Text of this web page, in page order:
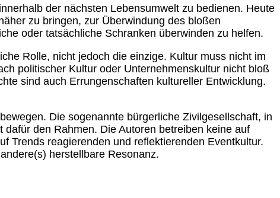
der nächsten Lebensumwelt zu bedienen. Heute
zu bringen, zur Überwindung des bloßen
oder tatsächliche Schranken überwinden zu helfen.
Rolle, nicht jedoch die einzige. Kultur muss nicht im
politischer Kultur oder Unternehmenskultur nicht bloß
sind auch Errungenschaften kultureller Entwicklung.
Die sogenannte bürgerliche Zivilgesellschaft, in
den Rahmen. Die Autoren betreiben keine auf
Trends reagierenden und reflektierenden Eventkultur.
herstellbare Resonanz.